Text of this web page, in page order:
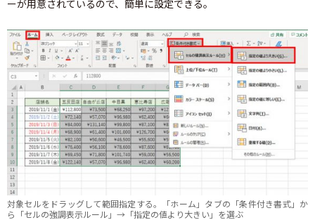
ーが用意されているので、簡単に設定できる。
対象セルをドラッグして範囲指定する。「ホーム」タブの「条件付き書式」か
ら「セルの強調表示ルール」→「指定の値より大きい」を選ぶ